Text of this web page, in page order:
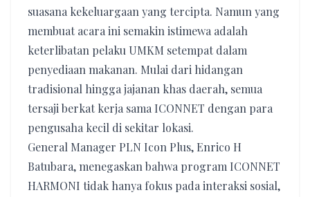
suasana kekeluargaan yang tercipta. Namun yang
membuat acara ini semakin istimewa adalah
keterlibatan pelaku UMKM setempat dalam
penyediaan makanan. Mulai dari hidangan
tradisional hingga jajanan khas daerah, semua
tersaji berkat kerja sama ICONNET dengan para
pengusaha kecil di sekitar lokasi.
General Manager PLN Icon Plus, Enrico H
Batubara, menegaskan bahwa program ICONNET
HARMONI tidak hanya fokus pada interaksi sosial,